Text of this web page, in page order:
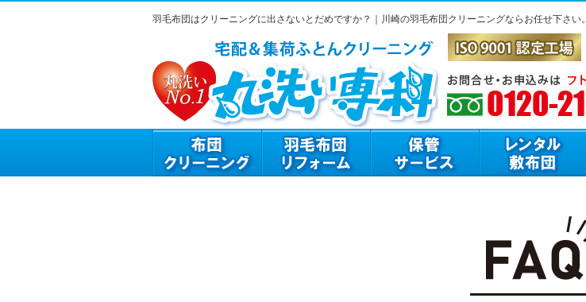
羽毛布団はクリーニングに出さないとだめですか？｜川崎の羽毛布団クリーニングならお任せ下さい。